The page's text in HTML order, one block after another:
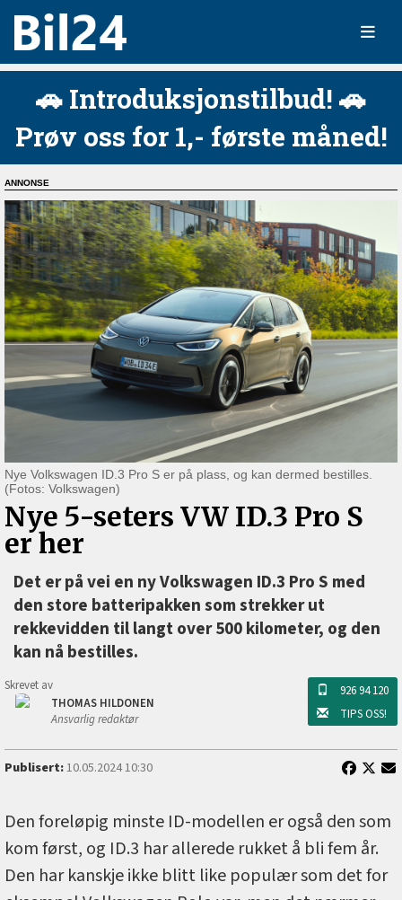
🚗 Introduksjonstilbud! 🚗
Prøv oss for 1,- første måned!
Nye Volkswagen ID.3 Pro S er på plass, og kan dermed bestilles.
(Fotos: Volkswagen)
Nye 5-seters VW ID.3 Pro S
er her
Det er på vei en ny Volkswagen ID.3 Pro S med
den store batteripakken som strekker ut
rekkevidden til langt over 500 kilometer, og den
kan nå bestilles.
Skrevet av
THOMAS HILDONEN
Ansvarlig redaktør
926 94 120
TIPS OSS!
Publisert:10.05.2024 10:30
Den foreløpig minste ID-modellen er også den som
kom først, og ID.3 har allerede rukket å bli fem år.
Den har kanskje ikke blitt like populær som det for